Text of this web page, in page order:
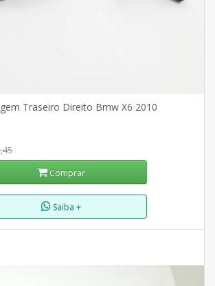
Traseiro Direito Bmw X6 2010
Comprar
Saiba +